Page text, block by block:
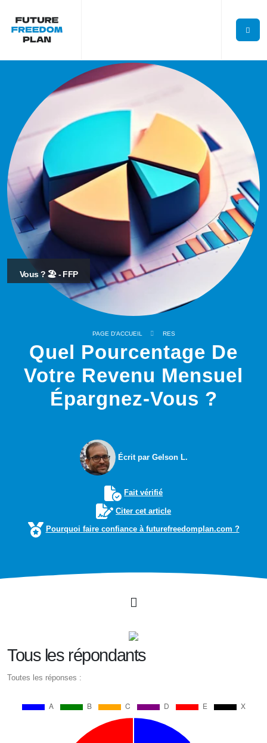
Vous ? 🏖️ - FFP
PAGE D'ACCUEIL RES
Quel Pourcentage De
Votre Revenu Mensuel
Épargnez-Vous ?
Écrit par Gelson L.
Fait vérifié
Citer cet article
Pourquoi faire confiance à futurefreedomplan.com ?
Tous les répondants
Toutes les réponses :